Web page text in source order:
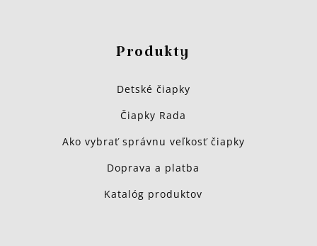
Produkty
Detské čiapky
Čiapky Rada
Ako vybrať správnu veľkosť čiapky
Doprava a platba
Katalóg produktov